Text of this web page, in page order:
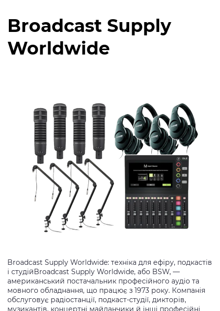
Broadcast Supply
Worldwide
Broadcast Supply Worldwide: техніка для ефіру, подкастів
і студійBroadcast Supply Worldwide, або BSW, —
американський постачальник професійного аудіо та
мовного обладнання, що працює з 1973 року. Компанія
обслуговує радіостанції, подкаст-студії, дикторів,
музикантів, концертні майданчики й інші професійні